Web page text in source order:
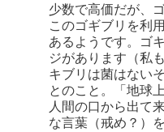
少数で高価だが、
このゴギブリを利
あるようです。ゴ
ジがあります（私
キブリは菌はない
とのこと。「地球
人間の口から出て
な言葉（戒め？）